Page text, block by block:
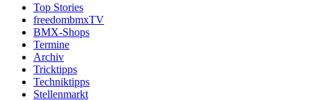
Top Stories
freedombmxTV
BMX-Shops
Termine
Archiv
Tricktipps
Techniktipps
Stellenmarkt